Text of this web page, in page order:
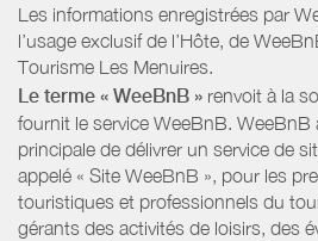
Les informations enregistrées par
l’usage exclusif de l’Hôte, de
Tourisme Les Menuires.
Le terme « WeeBnB » renvoit à la
fournit le service WeeBnB.
principale de délivrer un service de
appelé « Site WeeBnB », pour les
touristiques et professionnels du
gérants des activités de loisirs, des